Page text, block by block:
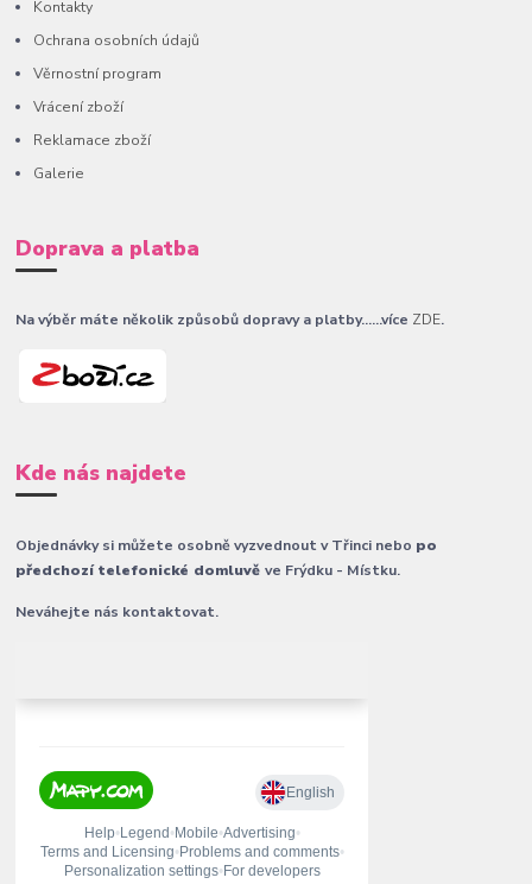
Kontakty
Ochrana osobních údajů
Věrnostní program
Vrácení zboží
Reklamace zboží
Galerie
Doprava a platba
Na výběr máte několik způsobů dopravy a platby......více ZDE.
Kde nás najdete
Objednávky si můžete osobně vyzvednout v Třinci nebo po
předchozí telefonické domluvěve Frýdku - Místku.
Neváhejte nás kontaktovat.